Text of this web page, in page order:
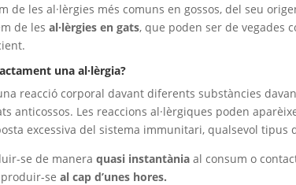
de les al·lèrgies més comuns en gossos, del seu
de lesal·lèrgies en gats, que poden ser de vegades
una al·lèrgia?
reacció corporal davant diferents substàncies
anticossos. Les reaccions al·lèrgiques poden
excessiva del sistema immunitari, qualsevol tipus
se de maneraquasi instantània al consum o
se al cap d’unes hores.